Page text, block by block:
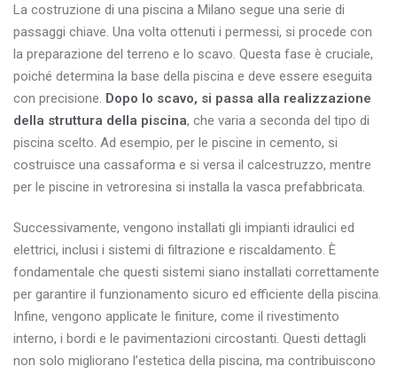
La costruzione di una piscina a Milano segue una serie di
passaggi chiave. Una volta ottenuti i permessi, si procede con
la preparazione del terreno e lo scavo. Questa fase è cruciale,
poiché determina la base della piscina e deve essere eseguita
con precisione. Dopo lo scavo, si passa alla realizzazione
della struttura della piscina, che varia a seconda del tipo di
piscina scelto. Ad esempio, per le piscine in cemento, si
costruisce una cassaforma e si versa il calcestruzzo, mentre
per le piscine in vetroresina si installa la vasca prefabbricata.
Successivamente, vengono installati gli impianti idraulici ed
elettrici, inclusi i sistemi di filtrazione e riscaldamento. È
fondamentale che questi sistemi siano installati correttamente
per garantire il funzionamento sicuro ed efficiente della piscina.
Infine, vengono applicate le finiture, come il rivestimento
interno, i bordi e le pavimentazioni circostanti. Questi dettagli
non solo migliorano l’estetica della piscina, ma contribuiscono